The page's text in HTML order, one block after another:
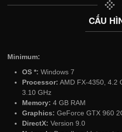
CẤU
Minimum:
OS *: Windows 7
Processor: AMD FX-4350, 4.2
3.10 GHz
Memory: 4 GB RAM
Graphics: GeForce GTX 960
DirectX: Version 9.0